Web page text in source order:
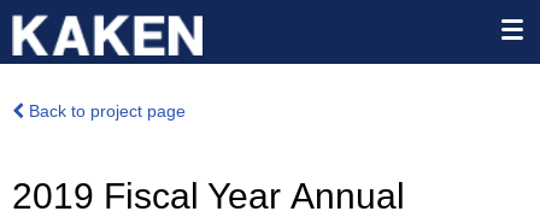
Back to project page
2019 Fiscal Year Annual